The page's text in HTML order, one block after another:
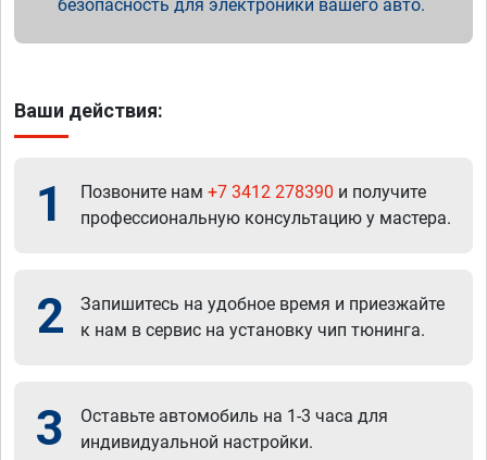
безопасность для электроники вашего авто.
Ваши действия:
1 Позвоните нам +7 3412 278390 и получите
профессиональную консультацию у мастера.
2
Запишитесь на удобное время и приезжайте
к нам в сервис на установку чип тюнинга.
3
Оставьте автомобиль на 1-3 часа для
индивидуальной настройки.